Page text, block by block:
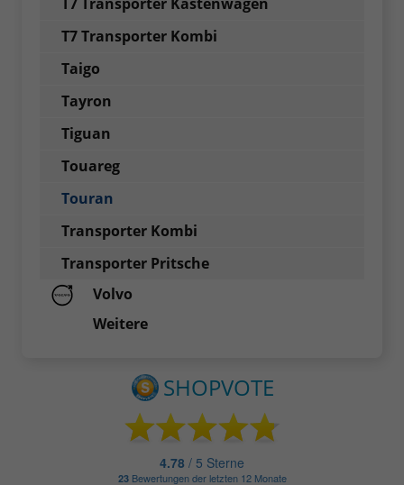
T7 Transporter Kombi
Taigo
Tayron
Tiguan
Touareg
Touran
Transporter Kombi
Transporter Pritsche
Volvo
Weitere